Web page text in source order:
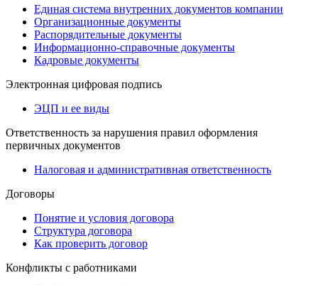
Единая система внутренних документов компании
Организационные документы
Распорядительные документы
Информационно-справочные документы
Кадровые документы
Электронная цифровая подпись
ЭЦП и ее виды
Ответственность за нарушения правил оформления
первичных документов
Налоговая и административная ответственность
Договоры
Понятие и условия договора
Структура договора
Как проверить договор
Конфликты с работниками